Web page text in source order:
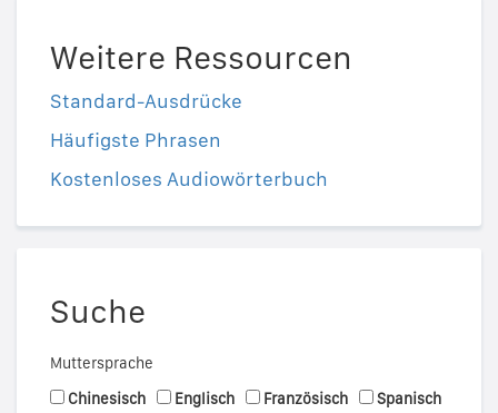
Weitere Ressourcen
Standard-Ausdrücke
Häufigste Phrasen
Kostenloses Audiowörterbuch
Suche
Muttersprache
Chinesisch
Englisch Französisch
Spanisch